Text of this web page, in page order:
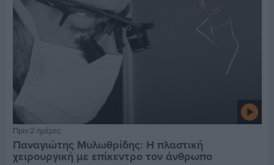
Πριν 2 ημέρες
Παναγιώτης Μυλωθρίδης: Η πλαστική
χειρουργική με επίκεντρο τον άνθρωπο